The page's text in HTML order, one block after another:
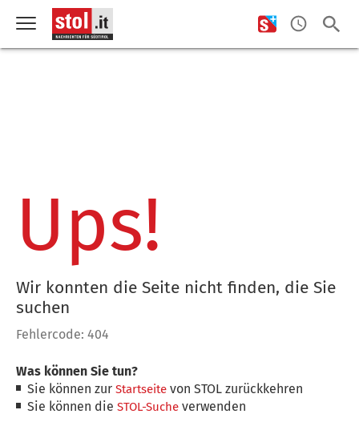
Ups!
Wir konnten die Seite nicht finden, die Sie
suchen
Fehlercode: 404
Was können Sie tun?
Sie können zurStartseite von STOL zurückkehren
Sie können dieSTOL-Suche verwenden